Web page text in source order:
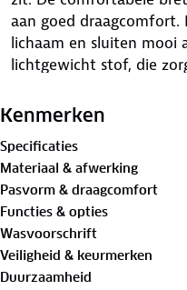
aan goed
lichaam en sluiten mooi
lichtgewicht stof, die
tijdens het fietsen.
Kenmerken
Specificaties
Materiaal & afwerking
Pasvorm & draagcomfort
Functies & opties
Wasvoorschrift
Veiligheid & keurmerken
Duurzaamheid